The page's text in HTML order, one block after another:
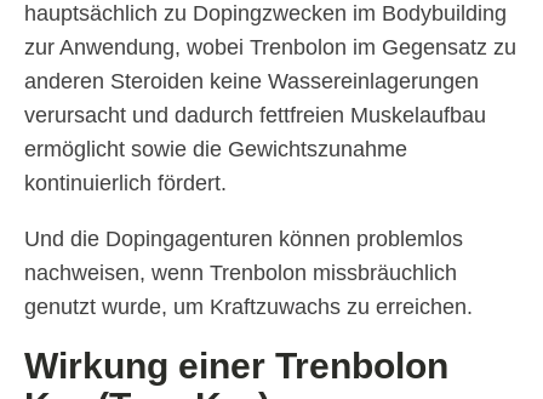
hauptsächlich zu Dopingzwecken im Bodybuilding
zur Anwendung, wobei Trenbolon im Gegensatz zu
anderen Steroiden keine Wassereinlagerungen
verursacht und dadurch fettfreien Muskelaufbau
ermöglicht sowie die Gewichtszunahme
kontinuierlich fördert.
Und die Dopingagenturen können problemlos
nachweisen, wenn Trenbolon missbräuchlich
genutzt wurde, um Kraftzuwachs zu erreichen.
Wirkung einer Trenbolon